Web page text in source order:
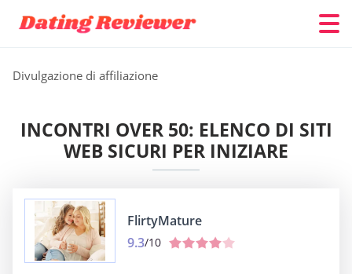
Divulgazione di affiliazione
INCONTRI OVER 50: ELENCO DI SITI
WEB SICURI PER INIZIARE
FlirtyMature
9.3/10